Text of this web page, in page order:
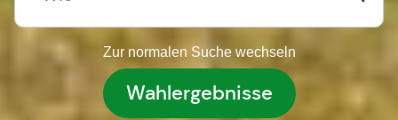
Zur normalen Suche wechseln
Wahlergebnisse